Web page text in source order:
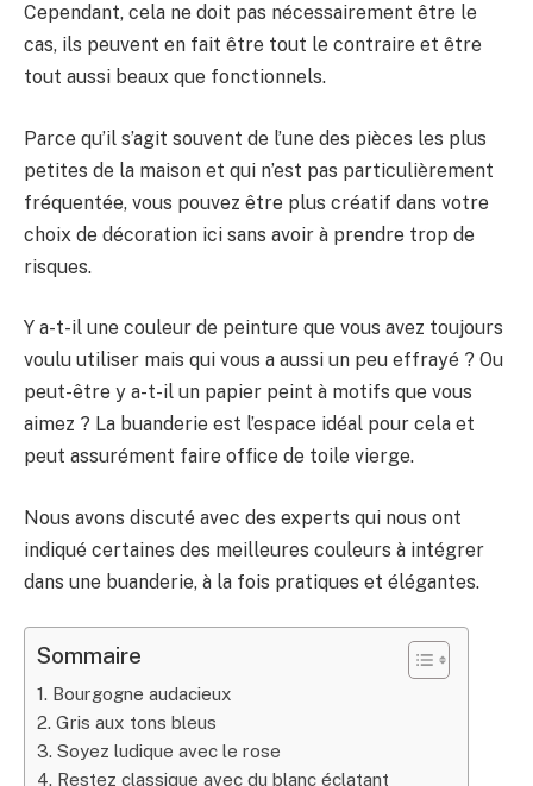
Cependant, cela ne doit pas nécessairement être le
cas, ils peuvent en fait être tout le contraire et être
tout aussi beaux que fonctionnels.
Parce qu’il s’agit souvent de l’une des pièces les plus
petites de la maison et qui n’est pas particulièrement
fréquentée, vous pouvez être plus créatif dans votre
choix de décoration ici sans avoir à prendre trop de
risques.
Y a-t-il une couleur de peinture que vous avez toujours
voulu utiliser mais qui vous a aussi un peu effrayé ? Ou
peut-être y a-t-il un papier peint à motifs que vous
aimez ? La buanderie est l’espace idéal pour cela et
peut assurément faire office de toile vierge.
Nous avons discuté avec des experts qui nous ont
indiqué certaines des meilleures couleurs à intégrer
dans une buanderie, à la fois pratiques et élégantes.
Sommaire
1. Bourgogne audacieux
2. Gris aux tons bleus
3. Soyez ludique avec le rose
4. Restez classique avec du blanc éclatant